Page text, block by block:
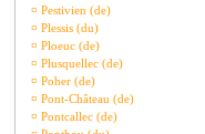
¤ Pestivien (de)
¤ Plessis (du)
¤ Ploeuc (de)
¤ Plusquellec (de)
¤ Poher (de)
¤ Pont-Château (de)
¤ Pontcallec (de)